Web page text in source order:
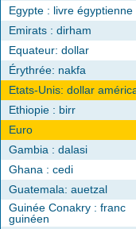
Egypte : livre égyptienne
Emirats : dirham
Equateur: dollar
Érythrée: nakfa
Etats-Unis: dollar
Ethiopie : birr
Euro
Gambia : dalasi
Ghana : cedi
Guatemala: auetzal
Guinée Conakry : franc
guinéen